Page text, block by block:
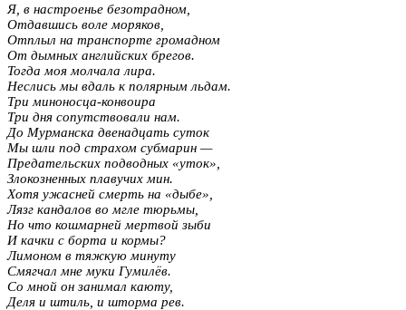
Я, в настроенье безотрадном,
Отдавшись воле моряков,
Отплыл на транспорте громадном
От дымных английских брегов.
Тогда моя молчала лира.
Неслись мы вдаль к полярным льдам.
Три миноносца-конвоира
Три дня сопутствовали нам.
До Мурманска двенадцать суток
Мы шли под страхом субмарин —
Предательских подводных «уток»,
Злокозненных плавучих мин.
Хотя ужасней смерть на «дыбе»,
Лязг кандалов во мгле тюрьмы,
Но что кошмарней мертвой зыби
И качки с борта и кормы?
Лимоном в тяжкую минуту
Смягчал мне муки Гумилёв.
Со мной он занимал каюту,
Деля и штиль, и шторма рев.